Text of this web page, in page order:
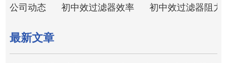
公司动态 初中效过滤器效率 初中效过滤器阻力
最新文章